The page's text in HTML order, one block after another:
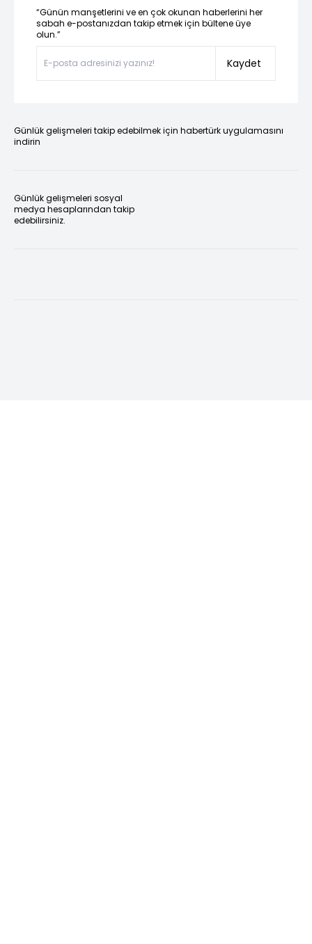
“Günün manşetlerini ve en çok okunan haberlerini her
sabah e-postanızdan takip etmek için bültene üye
olun.”
Kaydet
Günlük gelişmeleri takip edebilmek için habertürk uygulamasını
indirin
Günlük gelişmeleri sosyal
medya hesaplarından takip
edebilirsiniz.